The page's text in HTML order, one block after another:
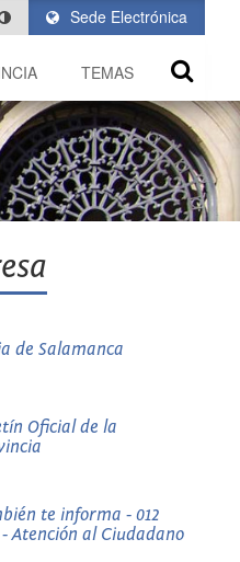
Sede Electrónica
TEMAS
de Salamanca
Oficial de la
te informa - 012
- Atención al Ciudadano